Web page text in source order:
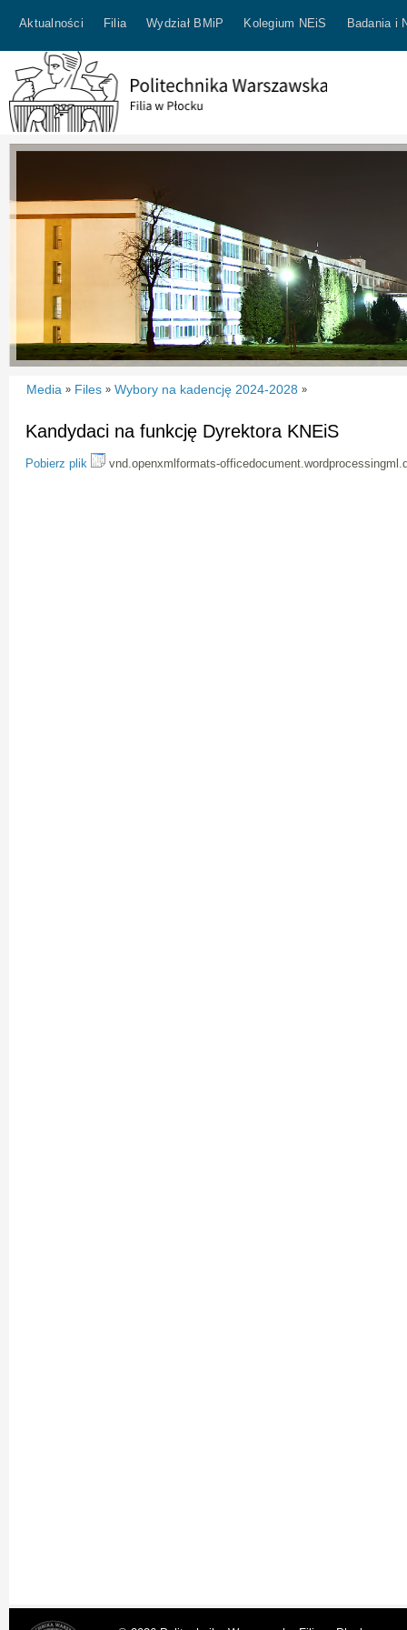
Aktualności Filia Wydział BMiP Kolegium NEiS Badania i
Media » Files » Wybory na kadencję 2024-2028 »
Kandydaci na funkcję Dyrektora KNEiS
Pobierz plik vnd.openxmlformats-